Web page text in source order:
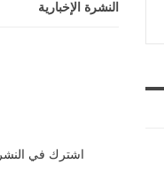
النشرة الإخبارية
اشترك في